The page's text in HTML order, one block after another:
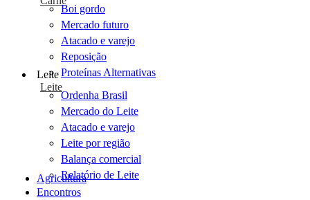
Boi gordo
Mercado futuro
Atacado e varejo
Reposição
Proteínas Alternativas
Leite
Leite
Ordenha Brasil
Mercado do Leite
Atacado e varejo
Leite por região
Balança comercial
Relatório de Leite
Agricultura
Encontros